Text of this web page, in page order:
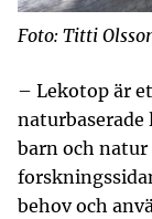
Foto: Titti
– Lekotop är
naturbaserade
barn och natur
behov och